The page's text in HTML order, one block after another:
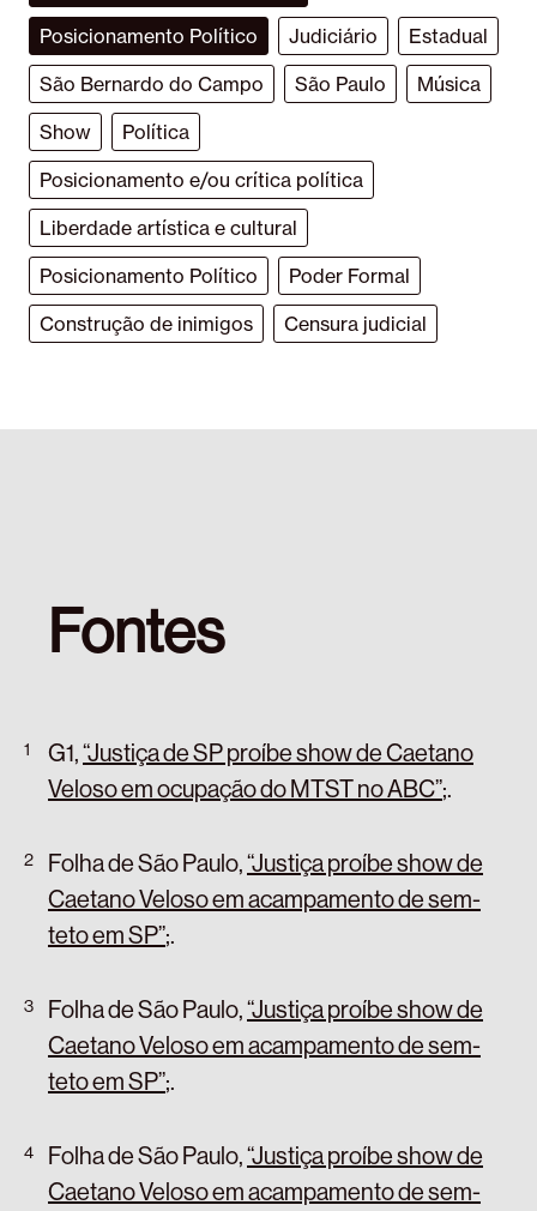
Posicionamento Político
Judiciário
Estadual
São Bernardo do Campo
São Paulo
Música
Show
Política
Posicionamento e/ou crítica política
Liberdade artística e cultural
Posicionamento Político
Poder Formal
Construção de inimigos
Censura judicial
Fontes
G1,“Justiça de SP proíbe show de Caetano
Veloso em ocupação do MTST no ABC”;.
Folha de São Paulo,“Justiça proíbe show de
Caetano Veloso em acampamento de sem-
teto em SP”;.
Folha de São Paulo,“Justiça proíbe show de
Caetano Veloso em acampamento de sem-
teto em SP”;.
Folha de São Paulo,“Justiça proíbe show de
Caetano Veloso em acampamento de sem-